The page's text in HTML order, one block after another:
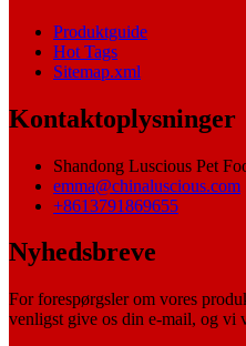
Produktguide
Hot Tags
Sitemap.xml
Kontaktoplysninger
Shandong Luscious Pet
emma@chinaluscious.com
+8613791869655
Nyhedsbreve
For forespørgsler om vores
venligst give os din e-mail, og vi